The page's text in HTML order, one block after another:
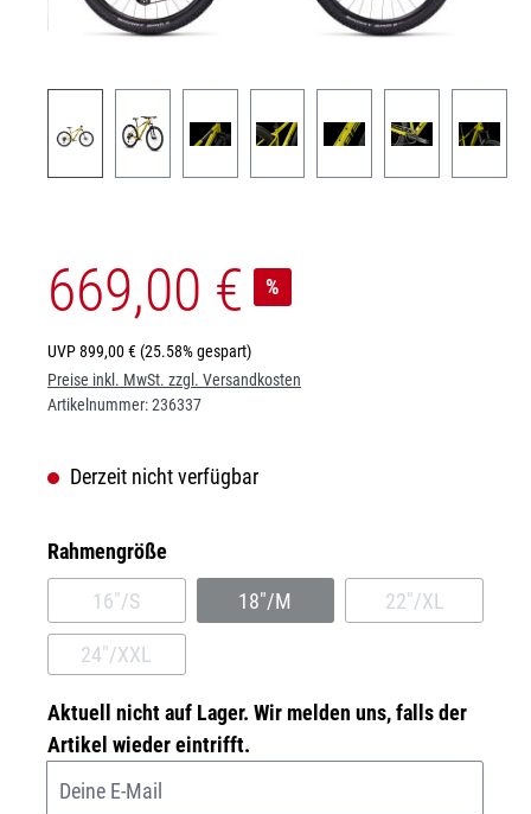
669,00 € %
UVP899,00 €(25.58% gespart)
Preise inkl. MwSt. zzgl. Versandkosten
Artikelnummer:236337
Derzeit nicht verfügbar
Rahmengrößeauswählen
16"/S
(DIESE OPTION IST ZURZEIT NICHT VERFÜGBAR.)
18"/M
(DIESE OPTION IST ZURZEIT
22"/XL
(DIESE
24"/XXL
(DIESE OPTION IST ZURZEIT NICHT VERFÜGBAR.)
Aktuell nicht auf Lager. Wir melden uns, falls der
Artikel wieder eintrifft.
Deine E-Mail